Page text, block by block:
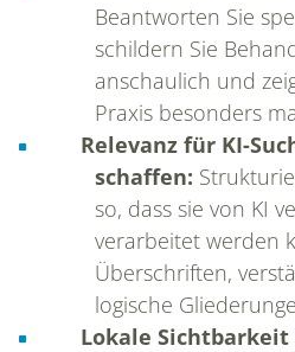
Beantworten Sie
schildern Sie
anschaulich und
Praxis besonders
Relevanz für KI-
schaffen:
so, dass sie von KI
verarbeitet werden
Überschriften,
logische
Lokale